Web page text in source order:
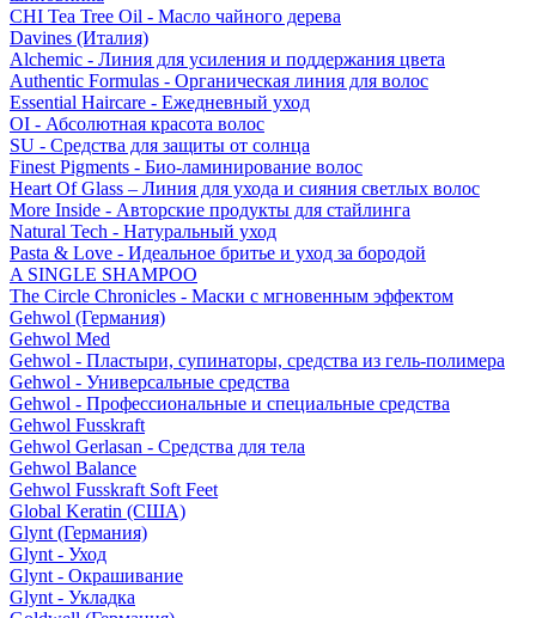
CHI Tea Tree Oil - Масло чайного дерева
Davines (Италия)
Alchemic - Линия для усиления и поддержания цвета
Authentic Formulas - Органическая линия для волос
Essential Haircare - Eжедневный уход
OI - Абсолютная красота волос
SU - Средства для защиты от солнца
Finest Pigments - Био-ламинирование волос
Heart Of Glass – Линия для ухода и сияния светлых волос
More Inside - Авторские продукты для стайлинга
Natural Tech - Натуральный уход
Pasta & Love - Идеальное бритье и уход за бородой
A SINGLE SHAMPOO
The Circle Chronicles - Маски с мгновенным эффектом
Gehwol (Германия)
Gehwol Med
Gehwol - Пластыри, супинаторы, средства из гель-полимера
Gehwol - Универсальные средства
Gehwol - Профессиональные и специальные средства
Gehwol Fusskraft
Gehwol Gerlasan - Средства для тела
Gehwol Balance
Gehwol Fusskraft Soft Feet
Global Keratin (США)
Glynt (Германия)
Glynt - Уход
Glynt - Окрашивание
Glynt - Укладка